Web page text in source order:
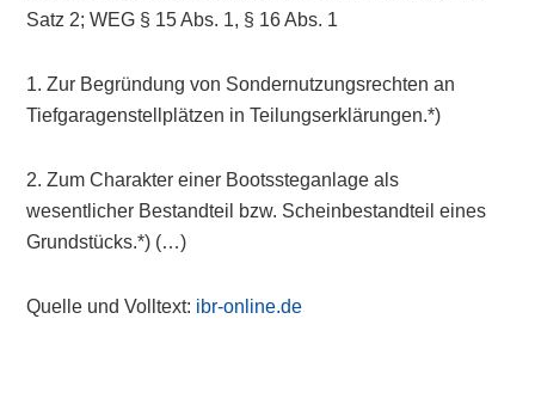
Satz 2; WEG § 15 Abs. 1, § 16 Abs. 1
1. Zur Begründung von Sondernutzungsrechten an
Tiefgaragenstellplätzen in Teilungserklärungen.*)
2. Zum Charakter einer Bootssteganlage als
wesentlicher Bestandteil bzw. Scheinbestandteil eines
Grundstücks.*) (…)
Quelle und Volltext: ibr-online.de